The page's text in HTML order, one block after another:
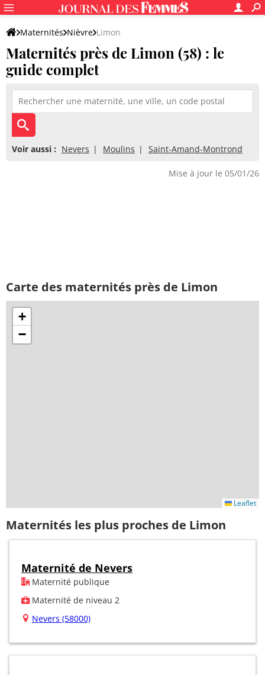
Maternités Nièvre Limon
Maternités près de Limon (58) : le
guide complet
Voir aussi : Nevers Moulins Saint-Amand-Montrond
Mise à jour le 05/01/26
Carte des maternités près de Limon
+
−
Leaflet
Maternités les plus proches de Limon
Maternité de Nevers
Maternité publique
Maternité de niveau 2
Nevers (58000)